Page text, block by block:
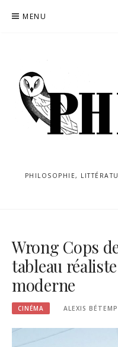
MENU
PHILOSOPHIE,
Wrong Cops
tableau
moderne
CINÉMA ALEXIS